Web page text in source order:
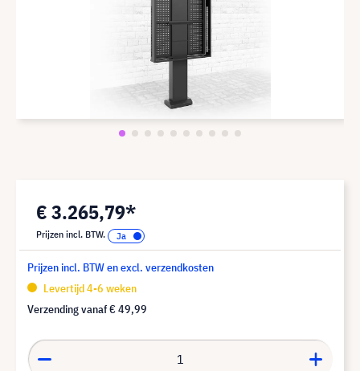
€ 3.265,79*
Prijzen incl. BTW.
Prijzen incl. BTW en excl. verzendkosten
Levertijd 4-6 weken
Verzending vanaf€ 49,99